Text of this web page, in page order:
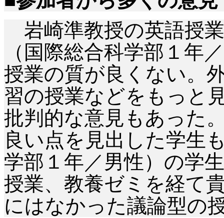
岩崎準教授の英語授
（国際総合科学部１年
授業の質が良くない。
習の授業などをもっと
批判的な意見もあった
良い点を見出した学生
学部１年／男性）の学
授業、教養ゼミを経て
にはなかった議論型の